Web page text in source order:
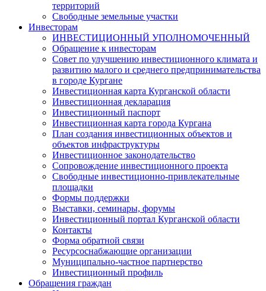
территорий
Свободные земельные участки
Инвесторам
ИНВЕСТИЦИОННЫЙ УПОЛНОМОЧЕННЫЙ
Обращение к инвесторам
Совет по улучшению инвестиционного климата и
развитию малого и среднего предпринимательства
в городе Кургане
Инвестиционная карта Курганской области
Инвестиционная декларация
Инвестиционный паспорт
Инвестиционная карта города Кургана
План создания инвестиционных объектов и
объектов инфраструктуры
Инвестиционное законодательство
Сопровождение инвестиционного проекта
Свободные инвестиционно-привлекательные
площадки
Формы поддержки
Выставки, семинары, форумы
Инвестиционный портал Курганской области
Контакты
Форма обратной связи
Ресурсоснабжающие организации
Муниципально-частное партнерство
Инвестиционный профиль
Обращения граждан